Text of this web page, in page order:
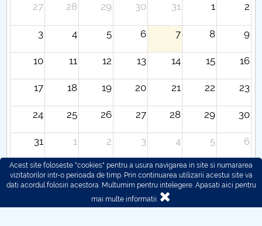
27
28 29 30 31 1 2
3 4 5 6 7 8 9
10 11 12 13 14 15 16
17 18 19 20 21 22 23
24 25 26 27 28 29 30
31 1 2 3 4 5 6
Acest site foloseste "cookies" pentru a usura navigarea in site si numararea
vizitatorilor intr-o perioada de timp. Prin continuarea utilizarii acestui site va
dati acordul folosiri acestora. Multumim pentru intelegere. Apasati aici pentru
mai multe informatii.